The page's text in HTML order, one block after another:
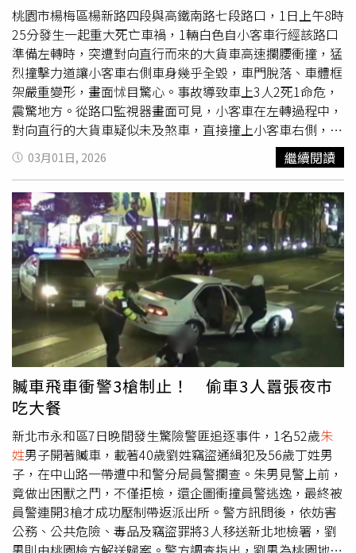
桃園市楊梅區楊新路四段與高鐵南路七段路口，1日上午8時
25分發生一起重大死亡車禍，1輛白色自小客車行經該路口
準備左轉時，突遭對向直行而來的大貨車高速攔腰衝撞，猛
烈撞擊力道讓小客車右側車身幾乎全毀，車門脫落、車體框
架嚴重變形，畫面怵目驚心。事故導致車上3人2死1命危，
震驚地方。從路口監視器畫面可見，小客車在左轉過程中，
對向直行的大貨車疑似未及煞車，直接撞上小客車右側，撞
擊瞬間整輛車幾乎被推離原行車動線，甚至一度消失在畫面
之中，事故現場可見小客車右側嚴重凹陷變形，大貨車車頭
小客車由63歲
朱姓男子駕駛，車上載有57歲徐姓妻子與29
歲朱姓女兒，一家三口原計畫前往新屋區拜訪友人，未料途
中發生憾事。警消人員獲報後趕抵現場，立即將3人送往醫
院搶救，惟徐女與朱女因傷勢過重宣告不治，朱男目前仍在
加護病房搶救中，情況危急。至於大貨車駕駛為39歲羅姓男
子，事故後留在現場配合調查。警方表示，雙方駕駛酒測值
皆為0，排除酒駕因素。確切肇事原因，包括號誌運作情
形、車速、駕駛視線死角與路權歸屬等，仍有待進一步鑑定
釐清。
03月01日, 2026 繼續閱讀
贓車飛車衝警3槍制止！ 偷車3人囂張夜市
吃大餐
新北市永和區7日晚間發生驚險警匪追逐事件，1名52歲朱
姓男子開著贓車，載著40歲劉姓竊盜通緝犯及56歲丁姓男
子，在中山路一帶遭中和警分局員警攔查。朱男見警上前，
竟做出困獸之鬥，不僅拒檢，還企圖衝撞員警逃逸，最終被
員警連開3槍才成功壓制帶返派出所。警方訊問後，依妨害
公務、公共危險、毒品及竊盜罪將3人移送新北地檢署，劉